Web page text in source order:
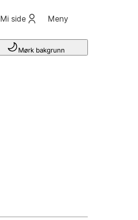
Mi side Meny
Mørk bakgrunn